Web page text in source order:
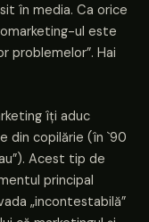
în media. Ca orice
ul este
problemelor”. Hai
îți aduc
din copilărie (în `90
Acest tip de
principal
„incontestabilă”